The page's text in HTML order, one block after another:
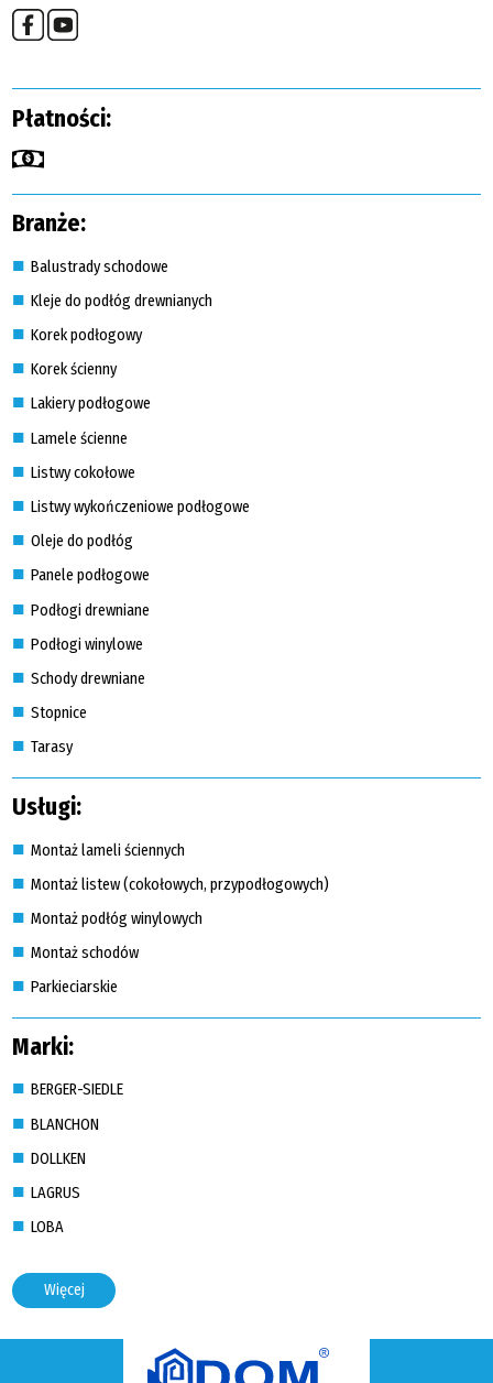
Płatności:
Branże:
Balustrady schodowe
Kleje do podłóg drewnianych
Korek podłogowy
Korek ścienny
Lakiery podłogowe
Lamele ścienne
Listwy cokołowe
Listwy wykończeniowe podłogowe
Oleje do podłóg
Panele podłogowe
Podłogi drewniane
Podłogi winylowe
Schody drewniane
Stopnice
Tarasy
Usługi:
Montaż lameli ściennych
Montaż listew (cokołowych, przypodłogowych)
Montaż podłóg winylowych
Montaż schodów
Parkieciarskie
Marki:
BERGER-SIEDLE
BLANCHON
DOLLKEN
LAGRUS
LOBA
Więcej